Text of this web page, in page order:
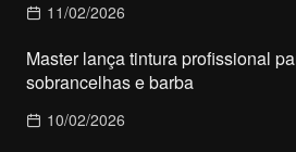
11/02/2026
Master lança tintura profissional
sobrancelhas e barba
10/02/2026